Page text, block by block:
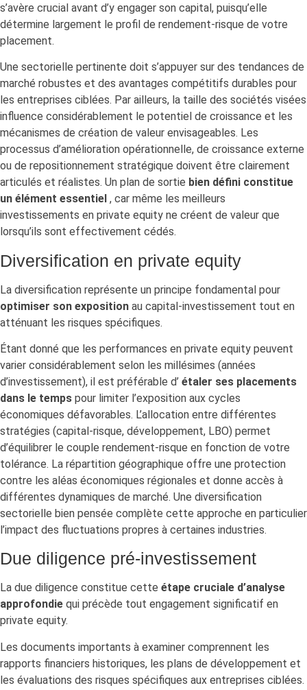
s’avère crucial avant d’y engager son capital, puisqu’elle
détermine largement le profil de rendement-risque de votre
placement.
Une sectorielle pertinente doit s’appuyer sur des tendances de
marché robustes et des avantages compétitifs durables pour
les entreprises ciblées. Par ailleurs, la taille des sociétés visées
influence considérablement le potentiel de croissance et les
mécanismes de création de valeur envisageables. Les
processus d’amélioration opérationnelle, de croissance externe
ou de repositionnement stratégique doivent être clairement
articulés et réalistes. Un plan de sortie bien défini constitue
un élément essentiel , car même les meilleurs
investissements en private equity ne créent de valeur que
lorsqu’ils sont effectivement cédés.
Diversification en private equity
La diversification représente un principe fondamental pour
optimiser son exposition au capital-investissement tout en
atténuant les risques spécifiques.
Étant donné que les performances en private equity peuvent
varier considérablement selon les millésimes (années
d’investissement), il est préférable d’ étaler ses placements
dans le temps pour limiter l’exposition aux cycles
économiques défavorables. L’allocation entre différentes
stratégies (capital-risque, développement, LBO) permet
d’équilibrer le couple rendement-risque en fonction de votre
tolérance. La répartition géographique offre une protection
contre les aléas économiques régionales et donne accès à
différentes dynamiques de marché. Une diversification
sectorielle bien pensée complète cette approche en particulier
l’impact des fluctuations propres à certaines industries.
Due diligence pré-investissement
La due diligence constitue cette étape cruciale d’analyse
approfondie qui précède tout engagement significatif en
private equity.
Les documents importants à examiner comprennent les
rapports financiers historiques, les plans de développement et
les évaluations des risques spécifiques aux entreprises ciblées.